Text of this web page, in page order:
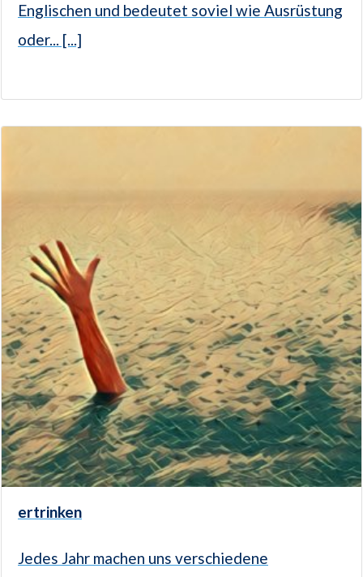
Englischen und bedeutet soviel wie Ausrüstung
oder... [...]
ertrinken
Jedes Jahr machen uns verschiedene